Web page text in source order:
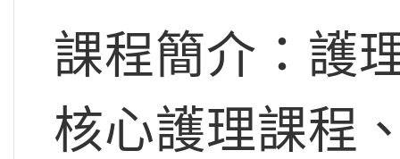
課程簡介：護
核心護理課程